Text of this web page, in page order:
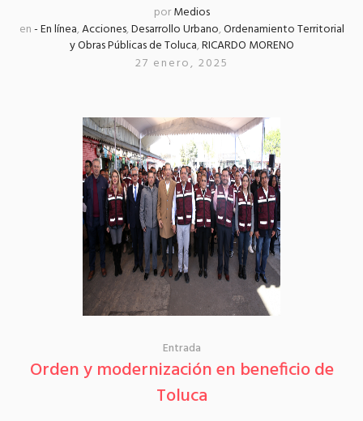
porMedios
en- En línea,Acciones,Desarrollo Urbano,Ordenamiento Territorial
y Obras Públicas de Toluca,RICARDO MORENO
27 enero, 2025
Entrada
Orden y modernización en beneficio de
Toluca